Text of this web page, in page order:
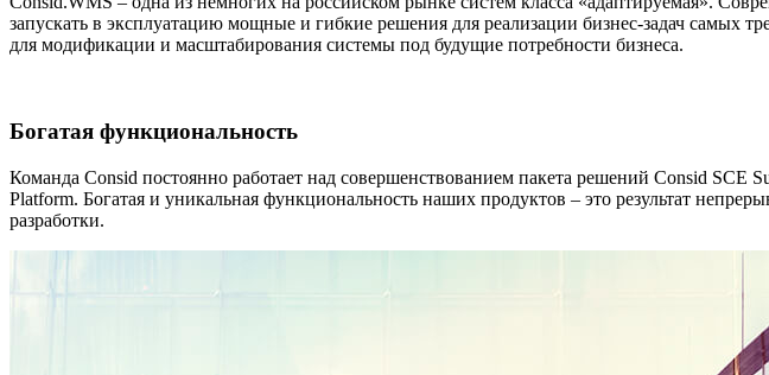
запускать в эксплуатацию мощные и гибкие решения для реализации бизнес-задач самых
для модификации и масштабирования системы под будущие потребности бизнеса.
Богатая функциональность
Команда Consid постоянно работает над совершенствованием пакета решений Consid SCE
Platform. Богатая и уникальная функциональность наших продуктов – это результат
разработки.